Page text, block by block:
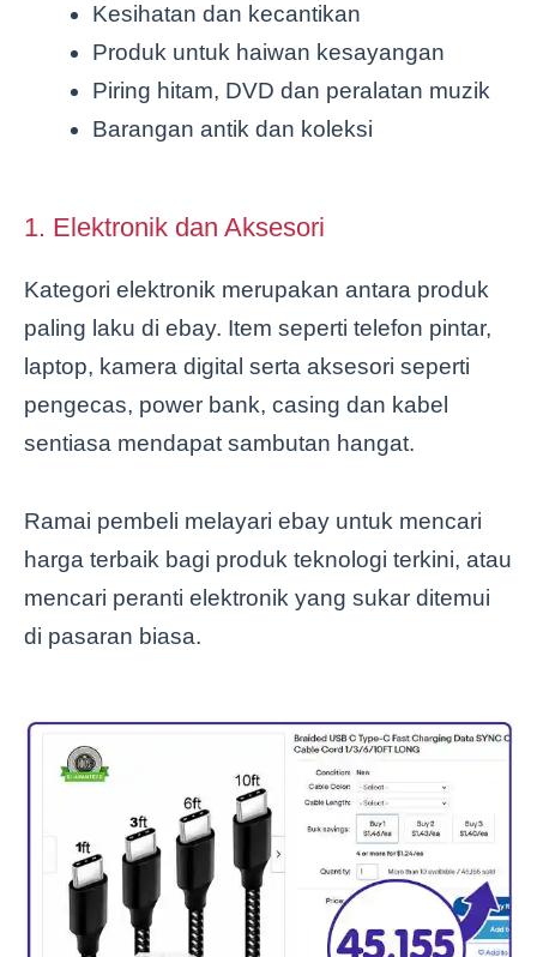
Kesihatan dan kecantikan
Produk untuk haiwan kesayangan
Piring hitam, DVD dan peralatan muzik
Barangan antik dan koleksi
1. Elektronik dan Aksesori
Kategori elektronik merupakan antara produk
paling laku di ebay. Item seperti telefon pintar,
laptop, kamera digital serta aksesori seperti
pengecas, power bank, casing dan kabel
sentiasa mendapat sambutan hangat.
Ramai pembeli melayari ebay untuk mencari
harga terbaik bagi produk teknologi terkini, atau
mencari peranti elektronik yang sukar ditemui
di pasaran biasa.